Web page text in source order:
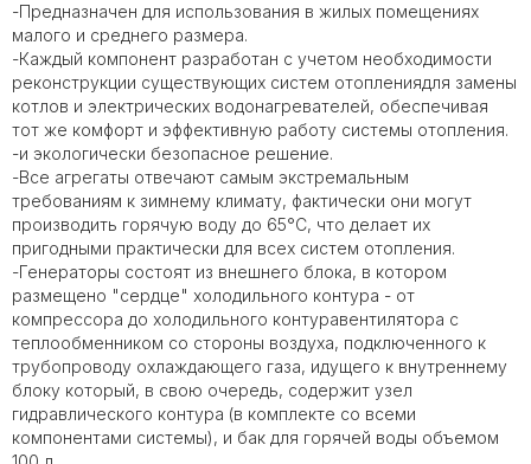
-Предназначен для использования в жилых помещениях
малого и среднего размера.
-Каждый компонент разработан с учетом необходимости
реконструкции существующих систем отоплениядля замены
котлов и электрических водонагревателей, обеспечивая
тот же комфорт и эффективную работу системы отопления.
-и экологически безопасное решение.
-Все агрегаты отвечают самым экстремальным
требованиям к зимнему климату, фактически они могут
производить горячую воду до 65°C, что делает их
пригодными практически для всех систем отопления.
-Генераторы состоят из внешнего блока, в котором
размещено "сердце" холодильного контура - от
компрессора до холодильного контуравентилятора с
теплообменником со стороны воздуха, подключенного к
трубопроводу охлаждающего газа, идущего к внутреннему
блоку который, в свою очередь, содержит узел
гидравлического контура (в комплекте со всеми
компонентами системы), и бак для горячей воды объемом